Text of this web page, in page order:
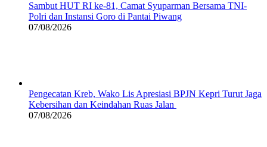
Sambut HUT RI ke-81, Camat Syuparman Bersama TNI-
Polri dan Instansi Goro di Pantai Piwang
07/08/2026
Pengecatan Kreb, Wako Lis Apresiasi BPJN Kepri Turut Jaga
Kebersihan dan Keindahan Ruas Jalan
07/08/2026